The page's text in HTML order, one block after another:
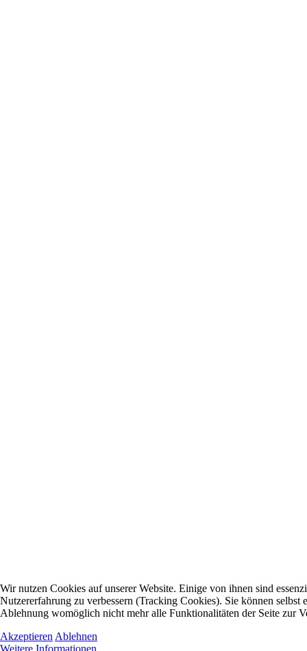
Wir nutzen Cookies auf unserer Website. Einige von ihnen sind
Nutzererfahrung zu verbessern (Tracking Cookies). Sie können selbst
Ablehnung womöglich nicht mehr alle Funktionalitäten der Seite zur
Akzeptieren Ablehnen
Weitere Informationen